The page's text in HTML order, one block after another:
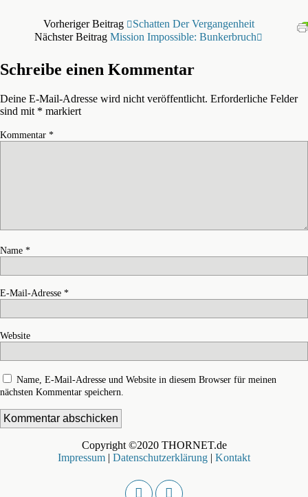
Vorheriger Beitrag
Schatten Der Vergangenheit
Nächster Beitrag Mission Impossible: Bunkerbruch
Schreibe einen Kommentar
Deine E-Mail-Adresse wird nicht veröffentlicht. Erforderliche Felder
sind mit * markiert
Kommentar *
Name *
E-Mail-Adresse *
Website
Name, E-Mail-Adresse und Website in diesem Browser für meinen
nächsten Kommentar speichern.
Copyright ©2020 THORNET.de
Impressum | Datenschutzerklärung | Kontakt